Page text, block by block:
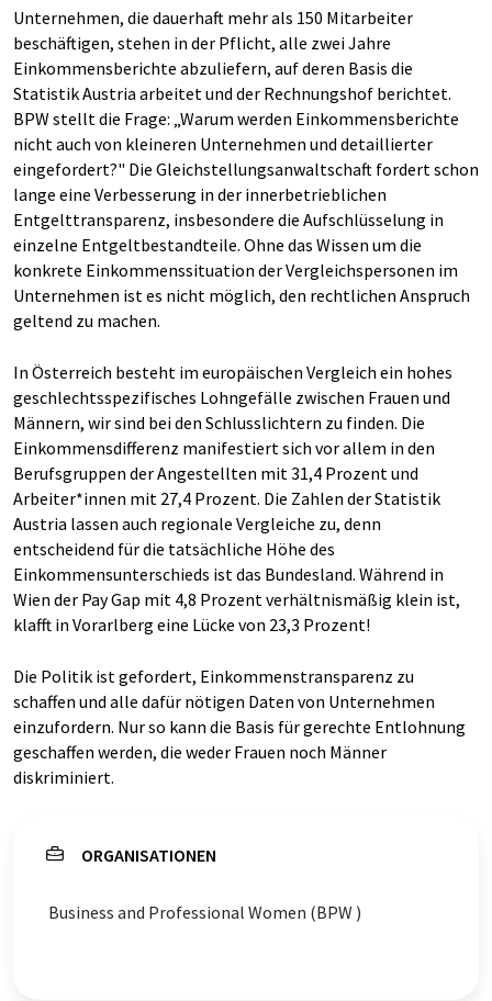
Unternehmen, die dauerhaft mehr als 150 Mitarbeiter
beschäftigen, stehen in der Pflicht, alle zwei Jahre
Einkommensberichte abzuliefern, auf deren Basis die
Statistik Austria arbeitet und der Rechnungshof berichtet.
BPW stellt die Frage: „Warum werden Einkommensberichte
nicht auch von kleineren Unternehmen und detaillierter
eingefordert?" Die Gleichstellungsanwaltschaft fordert schon
lange eine Verbesserung in der innerbetrieblichen
Entgelttransparenz, insbesondere die Aufschlüsselung in
einzelne Entgeltbestandteile. Ohne das Wissen um die
konkrete Einkommenssituation der Vergleichspersonen im
Unternehmen ist es nicht möglich, den rechtlichen Anspruch
geltend zu machen.
In Österreich besteht im europäischen Vergleich ein hohes
geschlechtsspezifisches Lohngefälle zwischen Frauen und
Männern, wir sind bei den Schlusslichtern zu finden. Die
Einkommensdifferenz manifestiert sich vor allem in den
Berufsgruppen der Angestellten mit 31,4 Prozent und
Arbeiter*innen mit 27,4 Prozent. Die Zahlen der Statistik
Austria lassen auch regionale Vergleiche zu, denn
entscheidend für die tatsächliche Höhe des
Einkommensunterschieds ist das Bundesland. Während in
Wien der Pay Gap mit 4,8 Prozent verhältnismäßig klein ist,
klafft in Vorarlberg eine Lücke von 23,3 Prozent!
Die Politik ist gefordert, Einkommenstransparenz zu
schaffen und alle dafür nötigen Daten von Unternehmen
einzufordern. Nur so kann die Basis für gerechte Entlohnung
geschaffen werden, die weder Frauen noch Männer
diskriminiert.
ORGANISATIONEN
Business and Professional Women (BPW )